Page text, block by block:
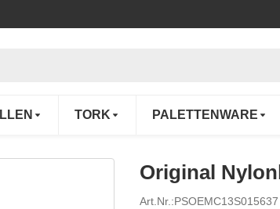
TORK PALETTENWARE
Original
Art.Nr.:PSOEMC13S015637